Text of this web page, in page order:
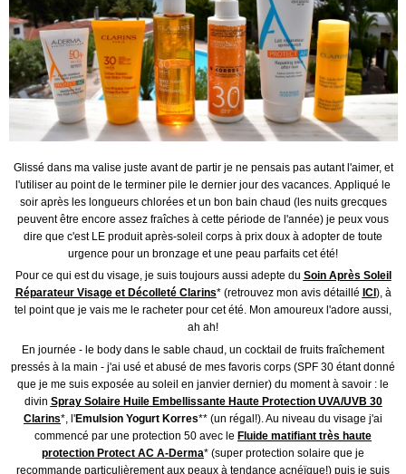
Glissé dans ma valise juste avant de partir je ne pensais pas autant l'aimer, et
l'utiliser au point de le terminer pile le dernier jour des vacances. Appliqué le
soir après les longueurs chlorées et un bon bain chaud (les nuits grecques
peuvent être encore assez fraîches à cette période de l'année) je peux vous
dire que c'est LE produit après-soleil corps à prix doux à adopter de toute
urgence pour un bronzage et une peau parfaits cet été!
Pour ce qui est du visage, je suis toujours aussi adepte du Soin Après Soleil
Réparateur Visage et Décolleté Clarins* (retrouvez mon avis détaillé ICI ), à
tel point que je vais me le racheter pour cet été. Mon amoureux l'adore aussi,
ah ah!
En journée - le body dans le sable chaud, un cocktail de fruits fraîchement
pressés à la main - j'ai usé et abusé de mes favoris corps (SPF 30 étant donné
que je me suis exposée au soleil en janvier dernier) du moment à savoir : le
divin Spray Solaire Huile Embellissante Haute Protection UVA/UVB 30
Clarins*, l'Emulsion Yogurt Korres** (un régal!). Au niveau du visage j'ai
commencé par une protection 50 avec le Fluide matifiant très haute
protection Protect AC A-Derma* (super protection solaire que je
recommande particulièrement aux peaux à tendance acnéïque!) puis je suis